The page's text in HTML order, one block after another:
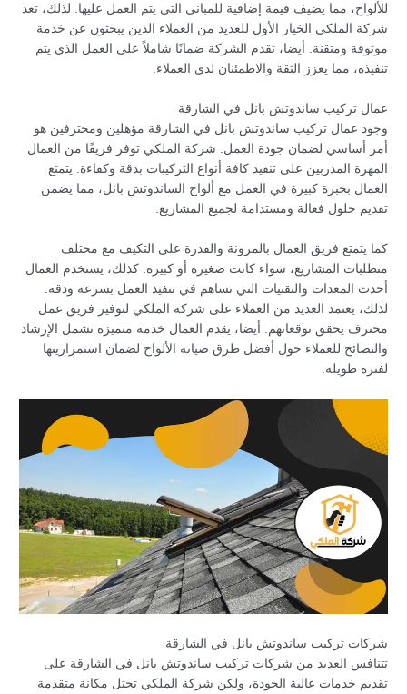
للألواح، مما يضيف قيمة إضافية للمباني التي يتم العمل عليها. لذلك، تعد
شركة الملكي الخيار الأول للعديد من العملاء الذين يبحثون عن خدمة
موثوقة ومتقنة. أيضا، تقدم الشركة ضمانًا شاملاً على العمل الذي يتم
تنفيذه، مما يعزز الثقة والاطمئنان لدى العملاء.
عمال تركيب ساندوتش بانل في الشارقة
وجود عمال تركيب ساندوتش بانل في الشارقة مؤهلين ومحترفين هو
أمر أساسي لضمان جودة العمل. شركة الملكي توفر فريقًا من العمال
المهرة المدربين على تنفيذ كافة أنواع التركيبات بدقة وكفاءة. يتمتع
العمال بخبرة كبيرة في العمل مع ألواح الساندوتش بانل، مما يضمن
تقديم حلول فعالة ومستدامة لجميع المشاريع.
كما يتمتع فريق العمال بالمرونة والقدرة على التكيف مع مختلف
متطلبات المشاريع، سواء كانت صغيرة أو كبيرة. كذلك، يستخدم العمال
أحدث المعدات والتقنيات التي تساهم في تنفيذ العمل بسرعة ودقة.
لذلك، يعتمد العديد من العملاء على شركة الملكي لتوفير فريق عمل
محترف يحقق توقعاتهم. أيضا، يقدم العمال خدمة متميزة تشمل الإرشاد
والنصائح للعملاء حول أفضل طرق صيانة الألواح لضمان استمراريتها
لفترة طويلة.
شركات تركيب ساندوتش بانل في الشارقة
تتنافس العديد من شركات تركيب ساندوتش بانل في الشارقة على
تقديم خدمات عالية الجودة، ولكن شركة الملكي تحتل مكانة متقدمة